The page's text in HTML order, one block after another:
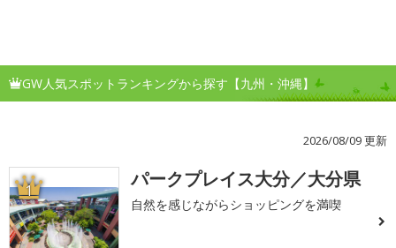
GW人気スポットランキングから探す【九州・沖縄】
2026/08/09 更新
1 パークプレイス大分／大分県
自然を感じながらショッピングを満喫